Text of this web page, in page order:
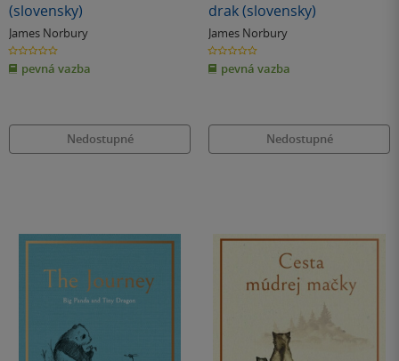
(slovensky)
James Norbury
0.0
z
5
hvězdiček
pevná vazba
Nedostupné
drak (slovensky)
James Norbury
0.0
z
5
hvězdiček
pevná vazba
Nedostupné